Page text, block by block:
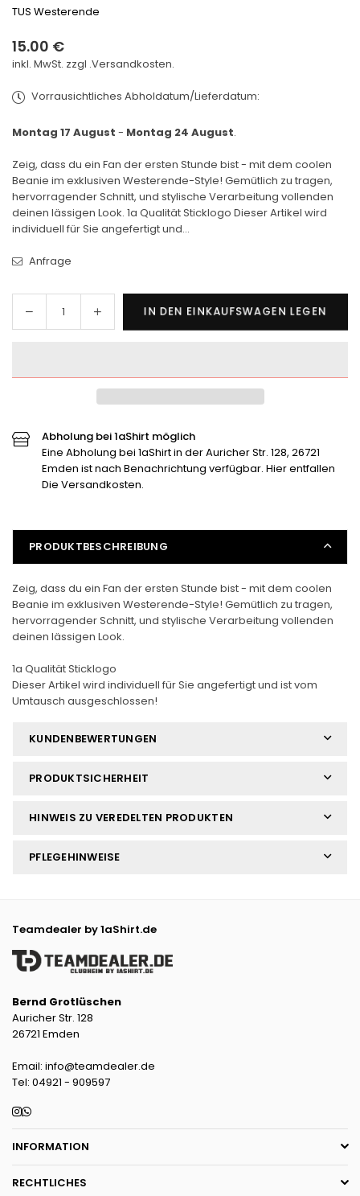
TUS Westerende
Normaler
Preis
15.00 €
inkl. MwSt. zzgl .Versandkosten.
Vorrausichtliches Abholdatum/Lieferdatum:
Montag 17 August - Montag 24 August.
Zeig, dass du ein Fan der ersten Stunde bist - mit dem coolen
Beanie im exklusiven Westerende-Style! Gemütlich zu tragen,
hervorragender Schnitt, und stylische Verarbeitung vollenden
deinen lässigen Look. 1a Qualität Sticklogo Dieser Artikel wird
individuell für Sie angefertigt und...
Anfrage
Menge
für
Beanie
Menge
für
Beanie
IN DEN EINKAUFSWAGEN LEGEN
Abholung bei 1aShirt möglich
Eine Abholung bei 1aShirt in der Auricher Str. 128, 26721
Emden ist nach Benachrichtung verfügbar. Hier entfallen
Die Versandkosten.
PRODUKTBESCHREIBUNG
Zeig, dass du ein Fan der ersten Stunde bist - mit dem coolen
Beanie im exklusiven Westerende-Style! Gemütlich zu tragen,
hervorragender Schnitt, und stylische Verarbeitung vollenden
deinen lässigen Look.
1a Qualität Sticklogo
Dieser Artikel wird individuell für Sie angefertigt und ist vom
Umtausch ausgeschlossen!
KUNDENBEWERTUNGEN
PRODUKTSICHERHEIT
HINWEIS ZU VEREDELTEN PRODUKTEN
PFLEGEHINWEISE
Teamdealer by 1aShirt.de
Bernd Grotlüschen
Auricher Str. 128
26721 Emden
Email: info@teamdealer.de
Tel: 04921 - 909597
Instagram
Whatsapp
INFORMATION
RECHTLICHES